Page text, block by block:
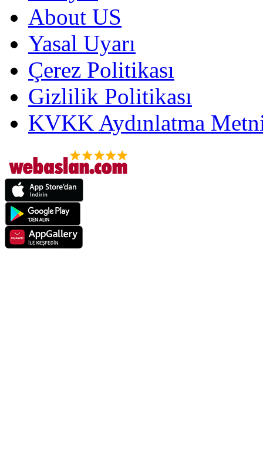
About US
Yasal Uyarı
Çerez Politikası
Gizlilik Politikası
KVKK Aydınlatma